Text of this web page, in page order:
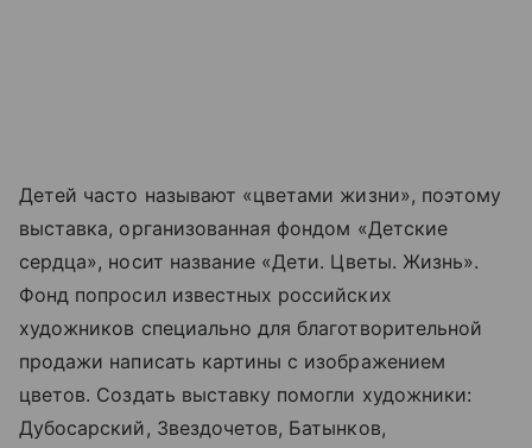
Детей часто называют «цветами жизни», поэтому
выставка, организованная фондом «Детские
сердца», носит название «Дети. Цветы. Жизнь».
Фонд попросил известных российских
художников специально для благотворительной
продажи написать картины с изображением
цветов. Создать выставку помогли художники:
Дубосарский, Звездочетов, Батынков,